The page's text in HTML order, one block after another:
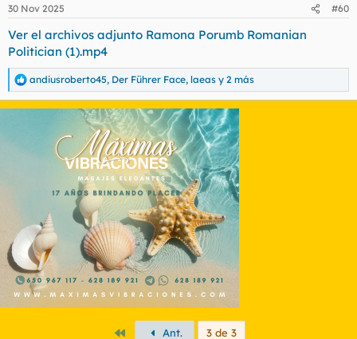
e
:
30 Nov 2025 #60
Ver el archivos adjunto Ramona Porumb Romanian
Politician (1).mp4
R
e
a
andiusroberto45, Der Führer Face, laeas y 2 más
PrimeroAnt. 3 de 3